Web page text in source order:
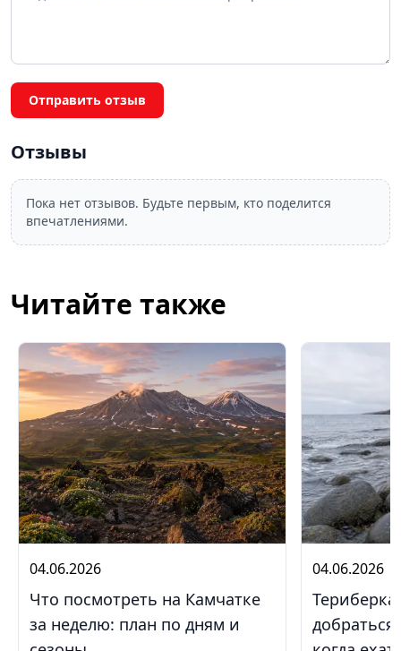
Отправить отзыв
Отзывы
Пока нет отзывов. Будьте первым, кто поделится
впечатлениями.
Читайте также
04.06.2026
Что посмотреть на Камчатке
за неделю: план по дням и
04.06.2026